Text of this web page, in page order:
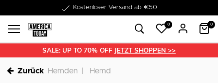
1-3 Werktage Lieferzeit
0 0
SALE: UP TO 70% OFF JETZT SHOPPEN >>
Zurück Hemden Hemd